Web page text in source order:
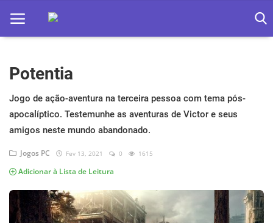
Home
Apps
Ebooks
Games
Web
Música
Potentia
Jogo de ação-aventura na terceira pessoa com tema pós-
apocalíptico. Testemunhe as aventuras de Victor e seus
amigos neste mundo abandonado.
Jogos PC Fev 13, 2021 0 1615
Adicionar à Lista de Leitura